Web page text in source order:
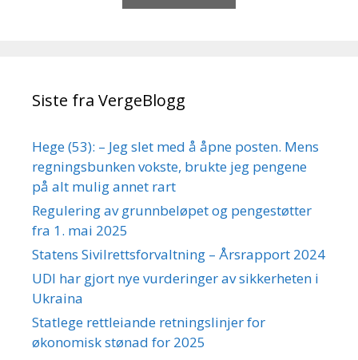
Siste fra VergeBlogg
Hege (53): – Jeg slet med å åpne posten. Mens
regningsbunken vokste, brukte jeg pengene
på alt mulig annet rart
Regulering av grunnbeløpet og pengestøtter
fra 1. mai 2025
Statens Sivilrettsforvaltning – Årsrapport 2024
UDI har gjort nye vurderinger av sikkerheten i
Ukraina
Statlege rettleiande retningslinjer for
økonomisk stønad for 2025